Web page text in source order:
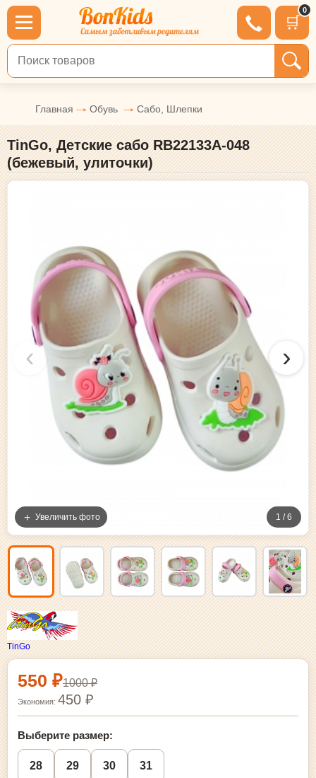
🛒
0
Поиск по товарам
Главная Обувь Сабо, Шлепки
TinGo, Детские сабо RB22133A-048
(бежевый, улиточки)
‹ ›
1 / 6
Увеличить фото
TinGo
Выбор размера и покупка
1000 ₽
550 ₽
Экономия: 450 ₽
Выберите размер:
28 29 30 31